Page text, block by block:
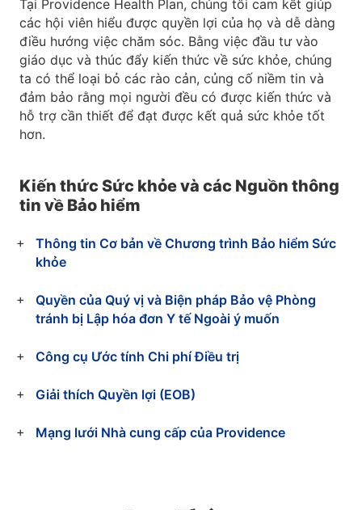
Tại Providence Health Plan, chúng tôi cam kết giúp
các hội viên hiểu được quyền lợi của họ và dễ dàng
điều hướng việc chăm sóc. Bằng việc đầu tư vào
giáo dục và thúc đẩy kiến thức về sức khỏe, chúng
ta có thể loại bỏ các rào cản, củng cố niềm tin và
đảm bảo rằng mọi người đều có được kiến thức và
hỗ trợ cần thiết để đạt được kết quả sức khỏe tốt
hơn.
Kiến thức Sức khỏe và các Nguồn thông
tin về Bảo hiểm
Thông tin Cơ bản về Chương trình Bảo hiểm Sức
khỏe
Quyền của Quý vị và Biện pháp Bảo vệ Phòng
tránh bị Lập hóa đơn Y tế Ngoài ý muốn
Công cụ Ước tính Chi phí Điều trị
Giải thích Quyền lợi (EOB)
Mạng lưới Nhà cung cấp của Providence